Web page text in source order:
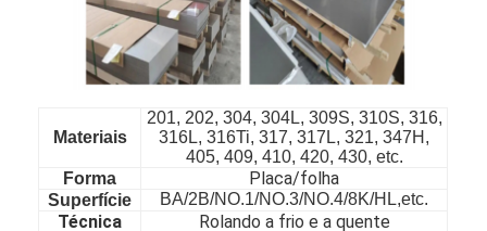
Vídeos
Materiais
201, 202, 304, 304L, 309S, 310S, 316,
316L, 316Ti, 317, 317L, 321, 347H,
405, 409, 410, 420, 430, etc.
Forma
Placa/folha
Superfície BA/2B/NO.1/NO.3/NO.4/8K/HL,etc.
Técnica Rolando a frio e a quente